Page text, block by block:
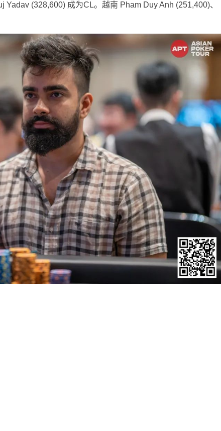
(328,600) 成为CL。越南 Pham Duy Anh (251,400)、